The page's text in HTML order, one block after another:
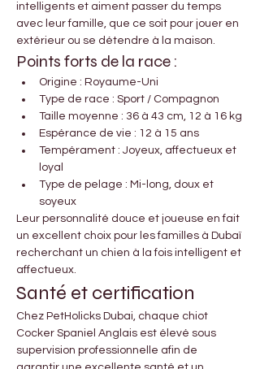
intelligents et aiment passer du temps
avec leur famille, que ce soit pour jouer en
extérieur ou se détendre à la maison.
Points forts de la race :
Origine : Royaume-Uni
Type de race : Sport / Compagnon
Taille moyenne : 36 à 43 cm, 12 à 16 kg
Espérance de vie : 12 à 15 ans
Tempérament : Joyeux, affectueux et
loyal
Type de pelage : Mi-long, doux et
soyeux
Leur personnalité douce et joueuse en fait
un excellent choix pour les familles à Dubaï
recherchant un chien à la fois intelligent et
affectueux.
Santé et certification
Chez PetHolicks Dubai, chaque chiot
Cocker Spaniel Anglais est élevé sous
supervision professionnelle afin de